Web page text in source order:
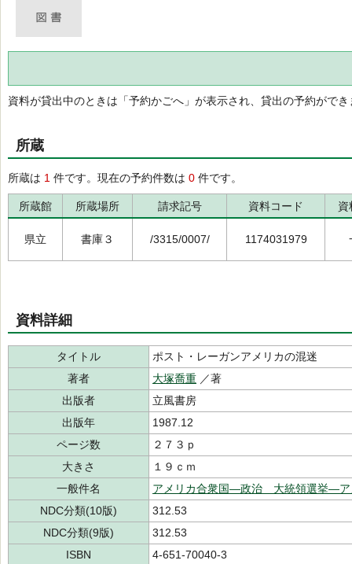
資料が貸出中のときは「予約かごへ」が表示され、貸出の予約ができ
所蔵
所蔵は 1 件です。現在の予約件数は 0 件です。
所蔵館 所蔵場所 請求記号 資料コード 資
県立 書庫３ /3315/0007/ 1174031979
資料詳細
タイトル
ポスト・レーガンアメリカの混迷
著者
大塚喬重 ／著
出版者
立風書房
出版年
1987.12
ページ数
２７３ｐ
大きさ
１９ｃｍ
一般件名
アメリカ合衆国―政治 大統領選挙―ア
NDC分類(10版)
312.53
NDC分類(9版)
312.53
ISBN
4-651-70040-3